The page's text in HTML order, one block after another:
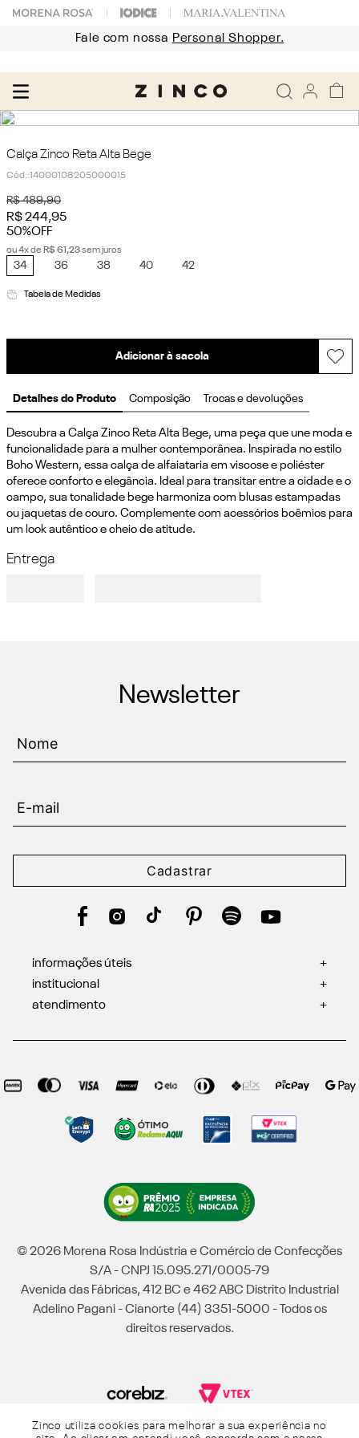
Zinco utiliza cookies para melhorar a sua experiência no
Fale com nossa Personal Shopper.
Calça Zinco Reta Alta Bege
Cód.:14000108205000015
R$ 489,90
R$244,95
50%OFF
ou4x de R$ 61 ,23sem juros
34 36 38 40 42
Tabela de Medidas
Adicionar à sacola
Detalhes do Produto Composição Trocas e devoluções
Descubra a Calça Zinco Reta Alta Bege, uma peça que une moda e
funcionalidade para a mulher contemporânea. Inspirada no estilo
Boho Western, essa calça de alfaiataria em viscose e poliéster
oferece conforto e elegância. Ideal para transitar entre a cidade e o
campo, sua tonalidade bege harmoniza com blusas estampadas
ou jaquetas de couro. Complemente com acessórios boêmios para
um look autêntico e cheio de atitude.
Entrega
Newsletter
Cadastrar
informações úteis
+
institucional
+
atendimento
+
© 2026 Morena Rosa Indústria e Comércio de Confecções
S/A - CNPJ 15.095.271/0005-79
Avenida das Fábricas, 412 BC e 462 ABC Distrito Industrial
Adelino Pagani - Cianorte (44) 3351-5000 - Todos os
direitos reservados.
Powered by Grupo Morena Rosa: Morena Rosa, Iódice, Maria Valentina, Zinco e